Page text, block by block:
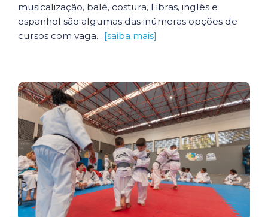
musicalização, balé, costura, Libras, inglês e
espanhol são algumas das inúmeras opções de
cursos com vaga... [saiba mais]